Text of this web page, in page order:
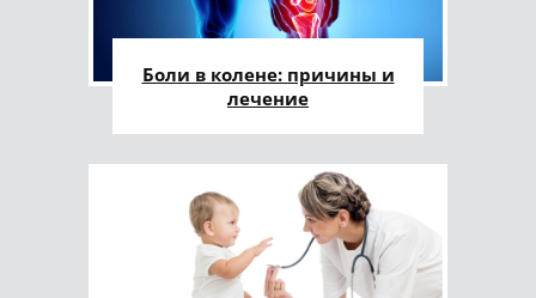
Боли в колене: причины и
лечение